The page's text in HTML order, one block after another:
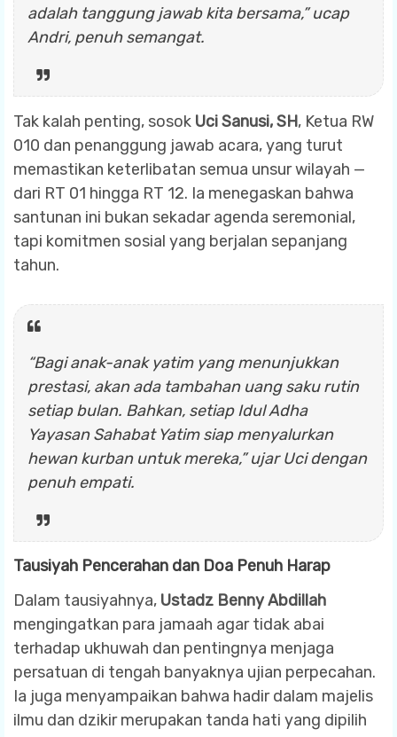
adalah tanggung jawab kita bersama,”ucap
Andri, penuh semangat.
Tak kalah penting, sosok Uci Sanusi, SH, Ketua RW
010 dan penanggung jawab acara, yang turut
memastikan keterlibatan semua unsur wilayah —
dari RT 01 hingga RT 12. Ia menegaskan bahwa
santunan ini bukan sekadar agenda seremonial,
tapi komitmen sosial yang berjalan sepanjang
tahun.
“Bagi anak-anak yatim yang menunjukkan
prestasi, akan ada tambahan uang saku rutin
setiap bulan. Bahkan, setiap Idul Adha
Yayasan Sahabat Yatim siap menyalurkan
hewan kurban untuk mereka,”ujar Uci dengan
penuh empati.
Tausiyah Pencerahan dan Doa Penuh Harap
Dalam tausiyahnya, Ustadz Benny Abdillah
mengingatkan para jamaah agar tidak abai
terhadap ukhuwah dan pentingnya menjaga
persatuan di tengah banyaknya ujian perpecahan.
Ia juga menyampaikan bahwa hadir dalam majelis
ilmu dan dzikir merupakan tanda hati yang dipilih